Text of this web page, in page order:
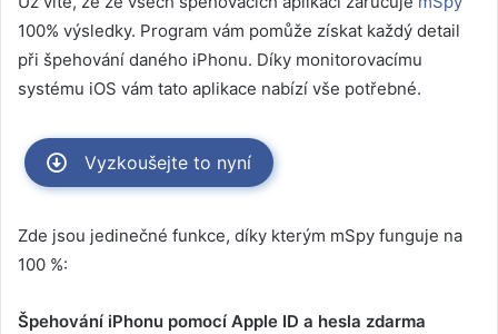
100% výsledky. Program vám pomůže získat každý detail
při špehování daného iPhonu. Díky monitorovacímu
systému iOS vám tato aplikace nabízí vše potřebné.
Vyzkoušejte to nyní
Zde jsou jedinečné funkce, díky kterým mSpy funguje na
100 %:
Špehování iPhonu pomocí Apple ID a hesla zdarma